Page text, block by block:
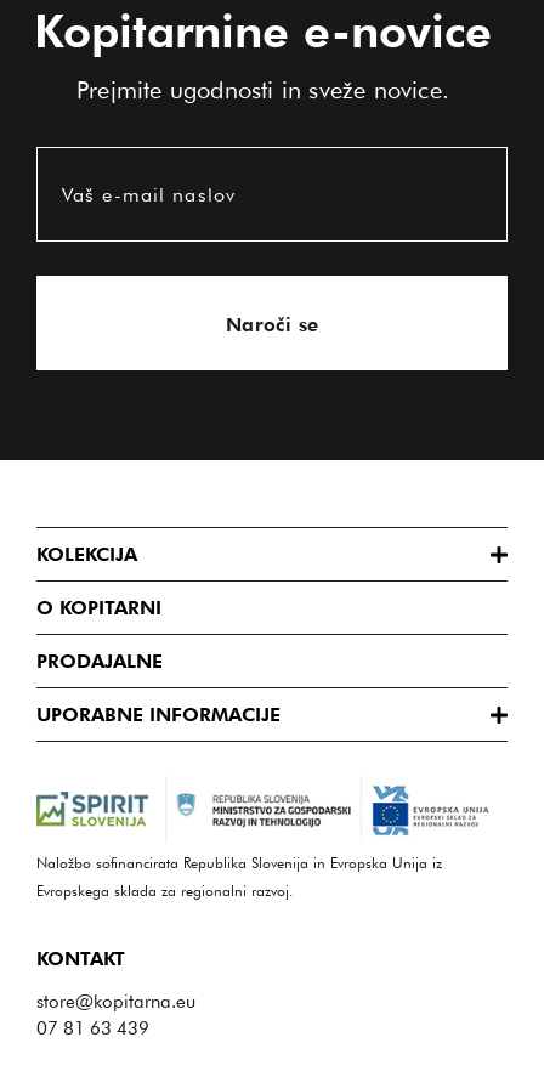
Kopitarnine e-novice
Prejmite ugodnosti in sveže novice.
Vaš e-mail naslov
Naroči se
KOLEKCIJA
O KOPITARNI
PRODAJALNE
UPORABNE INFORMACIJE
Naložbo sofinancirata Republika Slovenija in Evropska Unija iz
Evropskega sklada za regionalni razvoj.
KONTAKT
store@kopitarna.eu
07 81 63 439